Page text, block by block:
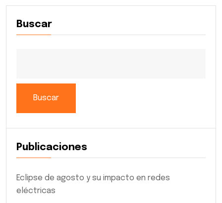
Buscar
Buscar
Publicaciones
Eclipse de agosto y su impacto en redes
eléctricas